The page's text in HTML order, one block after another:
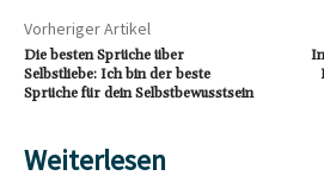
Vorheriger Artikel
Die besten Sprüche über
Selbstliebe: Ich bin der beste
Sprüche für dein Selbstbewusstsein
Weiterlesen